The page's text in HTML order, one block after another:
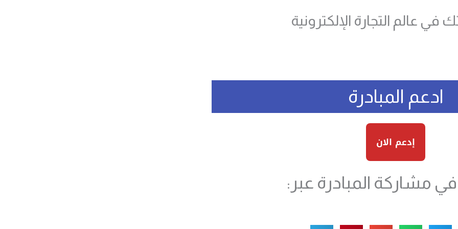
في عالم التجارة الإلكترونية
ادعم المبادرة
إدعم الان
مشاركة المبادرة عبر: